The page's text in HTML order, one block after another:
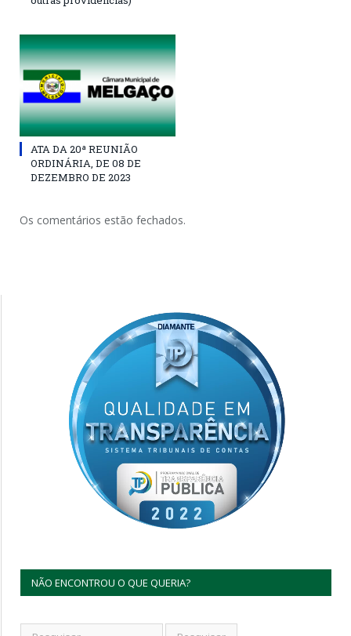
ATA DA 20ª REUNIÃO
ORDINÁRIA, DE 08 DE
DEZEMBRO DE 2023
Os comentários estão fechados.
NÃO ENCONTROU O QUE QUERIA?